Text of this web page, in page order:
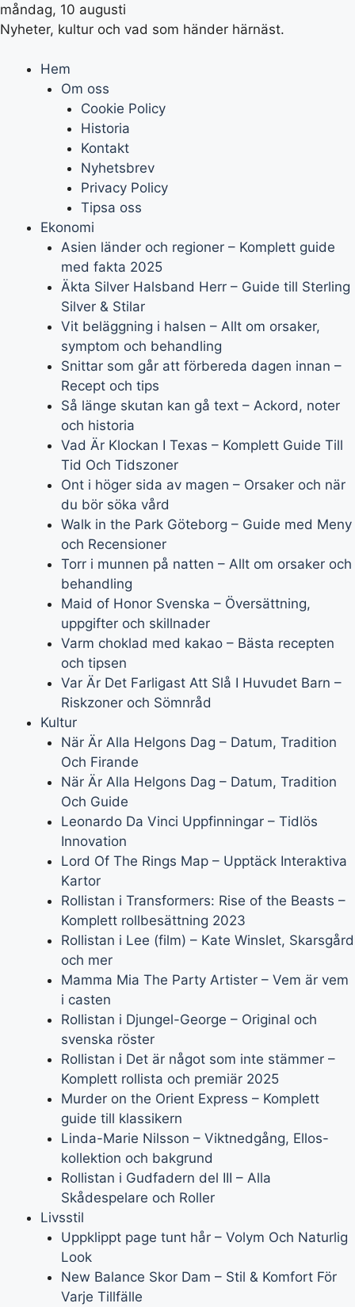
måndag, 10 augusti
Nyheter, kultur och vad som händer härnäst.
Hem
Om oss
Cookie Policy
Historia
Kontakt
Nyhetsbrev
Privacy Policy
Tipsa oss
Ekonomi
Asien länder och regioner – Komplett guide
med fakta 2025
Äkta Silver Halsband Herr – Guide till Sterling
Silver & Stilar
Vit beläggning i halsen – Allt om orsaker,
symptom och behandling
Snittar som går att förbereda dagen innan –
Recept och tips
Så länge skutan kan gå text – Ackord, noter
och historia
Vad Är Klockan I Texas – Komplett Guide Till
Tid Och Tidszoner
Ont i höger sida av magen – Orsaker och när
du bör söka vård
Walk in the Park Göteborg – Guide med Meny
och Recensioner
Torr i munnen på natten – Allt om orsaker och
behandling
Maid of Honor Svenska – Översättning,
uppgifter och skillnader
Varm choklad med kakao – Bästa recepten
och tipsen
Var Är Det Farligast Att Slå I Huvudet Barn –
Riskzoner och Sömnråd
Kultur
När Är Alla Helgons Dag – Datum, Tradition
Och Firande
När Är Alla Helgons Dag – Datum, Tradition
Och Guide
Leonardo Da Vinci Uppfinningar – Tidlös
Innovation
Lord Of The Rings Map – Upptäck Interaktiva
Kartor
Rollistan i Transformers: Rise of the Beasts –
Komplett rollbesättning 2023
Rollistan i Lee (film) – Kate Winslet, Skarsgård
och mer
Mamma Mia The Party Artister – Vem är vem
i casten
Rollistan i Djungel-George – Original och
svenska röster
Rollistan i Det är något som inte stämmer –
Komplett rollista och premiär 2025
Murder on the Orient Express – Komplett
guide till klassikern
Linda-Marie Nilsson – Viktnedgång, Ellos-
kollektion och bakgrund
Rollistan i Gudfadern del III – Alla
Skådespelare och Roller
Livsstil
Uppklippt page tunt hår – Volym Och Naturlig
Look
New Balance Skor Dam – Stil & Komfort För
Varje Tillfälle